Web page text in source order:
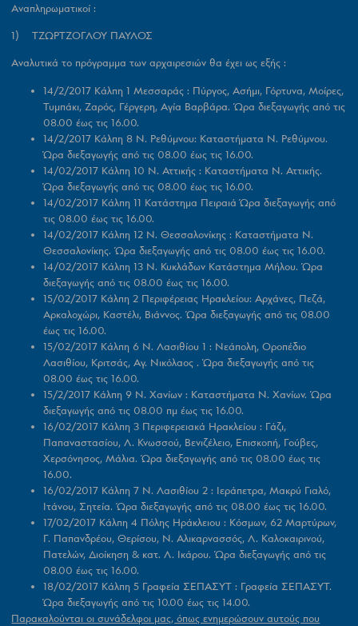
Αναπληρωματικοί :
1) ΤΖΩΡΤΖΟΓΛΟΥ ΠΑΥΛΟΣ
Αναλυτικά το πρόγραμμα των αρχαιρεσιών θα έχει ως εξής :
14/2/2017 Κάλπη 1 Μεσσαράς : Πύργος, Ασήμι, Γόρτυνα, Μοίρες,
Τυμπάκι, Ζαρός, Γέργερη, Αγία Βαρβάρα. Ώρα διεξαγωγής από τις
08.00 έως τις 16.00.
14/2/2017 Κάλπη 8 Ν. Ρεθύμνου: Καταστήματα Ν. Ρεθύμνου.
Ώρα διεξαγωγής από τις 08.00 έως τις 16.00.
14/02/2017 Κάλπη 10 Ν. Αττικής : Καταστήματα Ν. Αττικής.
Ώρα διεξαγωγής από τις 08.00 έως τις 16.00.
14/02/2017 Κάλπη 11 Κατάστημα ΠειραιάΏρα διεξαγωγής από
τις 08.00 έως τις 16.00.
14/02/2017 Κάλπη 12 Ν. Θεσσαλονίκης : Καταστήματα Ν.
Θεσσαλονίκης. Ώρα διεξαγωγής από τις 08.00 έως τις 16.00.
14/02/2017 Κάλπη 13 Ν. Κυκλάδων Κατάστημα Μήλου. Ώρα
διεξαγωγής από τις 08.00 έως τις 16.00.
15/02/2017 Κάλπη 2 Περιφέρειας Ηρακλείου: Αρχάνες, Πεζά,
Αρκαλοχώρι, Καστέλι, Βιάννος. Ώρα διεξαγωγής από τις 08.00
έως τις 16.00.
15/02/2017 Κάλπη 6 Ν. Λασιθίου 1 : Νεάπολη, Οροπέδιο
Λασιθίου, Κριτσάς, Αγ. Νικόλαος . Ώρα διεξαγωγής από τις
08.00 έως τις 16.00.
15/2/2017 Κάλπη 9 Ν. Χανίων : Καταστήματα Ν. Χανίων. Ώρα
διεξαγωγής από τις 08.00 πμ έως τις 16.00.
16/02/2017 Κάλπη 3 Περιφερειακά Ηρακλείου : Γάζι,
Παπαναστασίου, Λ. Κνωσσού, Βενιζέλειο, Επισκοπή, Γούβες,
Χερσόνησος, Μάλια. Ώρα διεξαγωγής από τις 08.00 έως τις
16.00.
16/02/2017 Κάλπη 7 Ν. Λασιθίου 2 : Ιεράπετρα, Μακρύ Γιαλό,
Ιτάνου, Σητεία. Ώρα διεξαγωγής από τις 08.00 έως τις 16.00.
17/02/2017 Κάλπη 4 Πόλης Ηράκλειου : Κόσμων, 62 Μαρτύρων,
Γ. Παπανδρέου, Θερίσου, Ν. Αλικαρνασσός, Λ. Καλοκαιρινού,
Πατελών, Διοίκηση & κατ. Λ. Ικάρου. Ώρα διεξαγωγής από τις
08.00 έως τις 16.00.
18/02/2017 Κάλπη 5 Γραφεία ΣΕΠΑΣΥΤ : Γραφεία ΣΕΠΑΣΥΤ.
Ώρα διεξαγωγής από τις 10.00 έως τις 14.00.
Παρακαλούνται οι συνάδελφοι μας, όπως ενημερώσουν αυτούς που